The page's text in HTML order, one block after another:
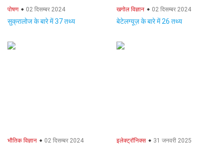
पोषण 02 दिसम्बर 2024
सुक्रालोज के बारे में 37 तथ्य
खगोल विज्ञान 02 दिसम्बर 2024
बेटेलग्यूज़ के बारे में 26 तथ्य
भौतिक विज्ञान 02 दिसम्बर 2024 इलेक्ट्रॉनिक्स 31 जनवरी 2025